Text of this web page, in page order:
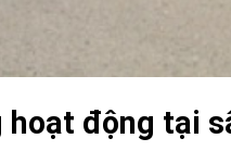
hoạt động tại